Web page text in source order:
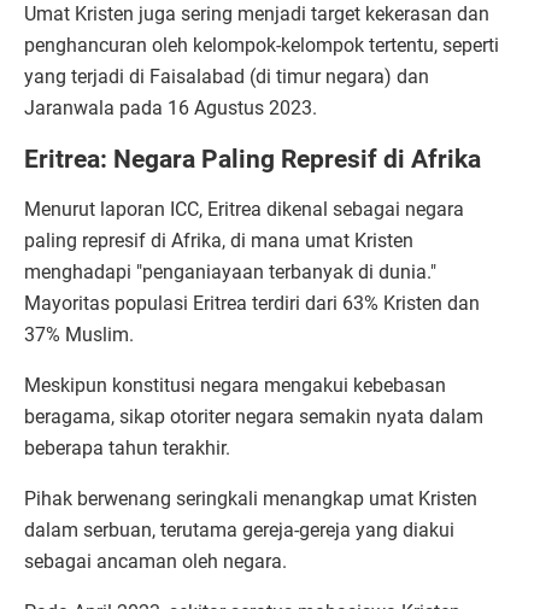
Umat Kristen juga sering menjadi target kekerasan dan
penghancuran oleh kelompok-kelompok tertentu, seperti
yang terjadi di Faisalabad (di timur negara) dan
Jaranwala pada 16 Agustus 2023.
Eritrea: Negara Paling Represif di Afrika
Menurut laporan ICC, Eritrea dikenal sebagai negara
paling represif di Afrika, di mana umat Kristen
menghadapi "penganiayaan terbanyak di dunia."
Mayoritas populasi Eritrea terdiri dari 63% Kristen dan
37% Muslim.
Meskipun konstitusi negara mengakui kebebasan
beragama, sikap otoriter negara semakin nyata dalam
beberapa tahun terakhir.
Pihak berwenang seringkali menangkap umat Kristen
dalam serbuan, terutama gereja-gereja yang diakui
sebagai ancaman oleh negara.